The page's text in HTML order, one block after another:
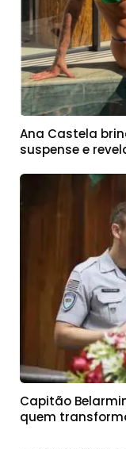
Ana Castela
suspense e
Capitão
quem